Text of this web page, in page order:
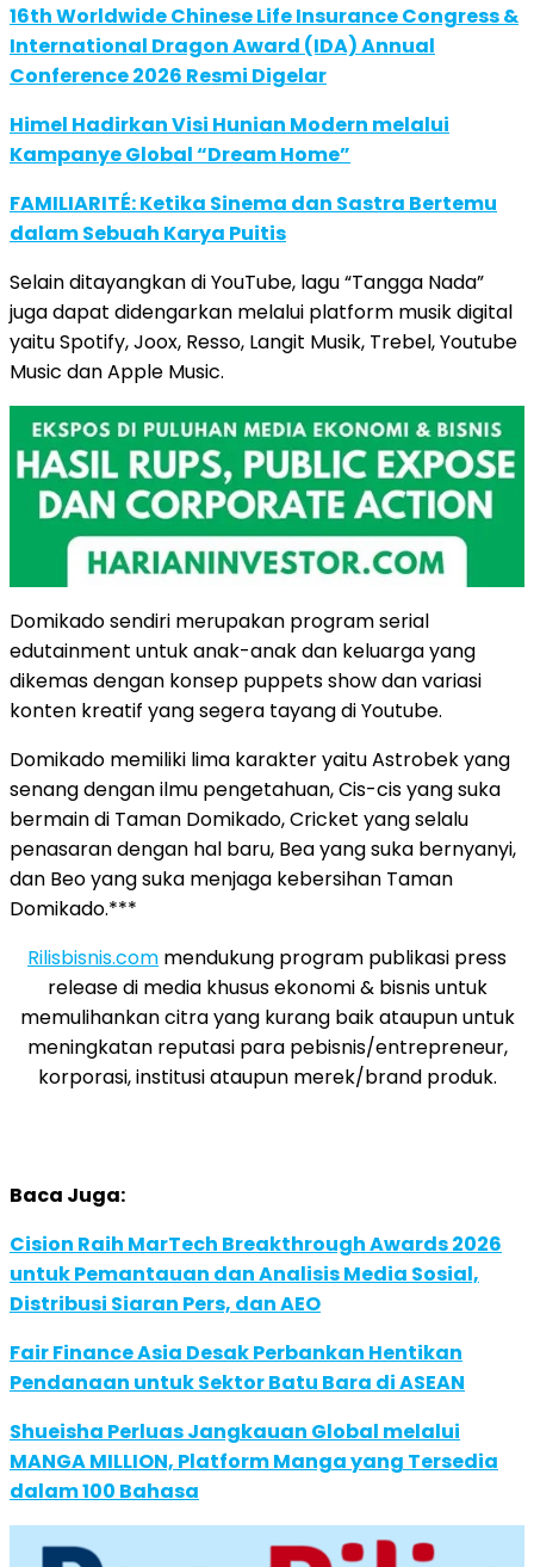
16th Worldwide Chinese Life Insurance Congress &
International Dragon Award (IDA) Annual
Conference 2026 Resmi Digelar
Himel Hadirkan Visi Hunian Modern melalui
Kampanye Global “Dream Home”
FAMILIARITÉ: Ketika Sinema dan Sastra Bertemu
dalam Sebuah Karya Puitis
Selain ditayangkan di YouTube, lagu “Tangga Nada”
juga dapat didengarkan melalui platform musik digital
yaitu Spotify, Joox, Resso, Langit Musik, Trebel, Youtube
Music dan Apple Music.
Domikado sendiri merupakan program serial
edutainment untuk anak-anak dan keluarga yang
dikemas dengan konsep puppets show dan variasi
konten kreatif yang segera tayang di Youtube.
Domikado memiliki lima karakter yaitu Astrobek yang
senang dengan ilmu pengetahuan, Cis-cis yang suka
bermain di Taman Domikado, Cricket yang selalu
penasaran dengan hal baru, Bea yang suka bernyanyi,
dan Beo yang suka menjaga kebersihan Taman
Domikado.***
Rilisbisnis.com mendukung program publikasi press
release di media khusus ekonomi & bisnis untuk
memulihankan citra yang kurang baik ataupun untuk
meningkatan reputasi para pebisnis/entrepreneur,
korporasi, institusi ataupun merek/brand produk.
Baca Juga:
Cision Raih MarTech Breakthrough Awards 2026
untuk Pemantauan dan Analisis Media Sosial,
Distribusi Siaran Pers, dan AEO
Fair Finance Asia Desak Perbankan Hentikan
Pendanaan untuk Sektor Batu Bara di ASEAN
Shueisha Perluas Jangkauan Global melalui
MANGA MILLION, Platform Manga yang Tersedia
dalam 100 Bahasa